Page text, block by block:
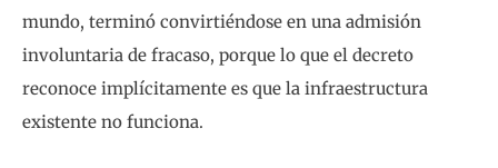
mundo, terminó convirtiéndose en una admisión
involuntaria de fracaso, porque lo que el decreto
reconoce implícitamente es que la infraestructura
existente no funciona.